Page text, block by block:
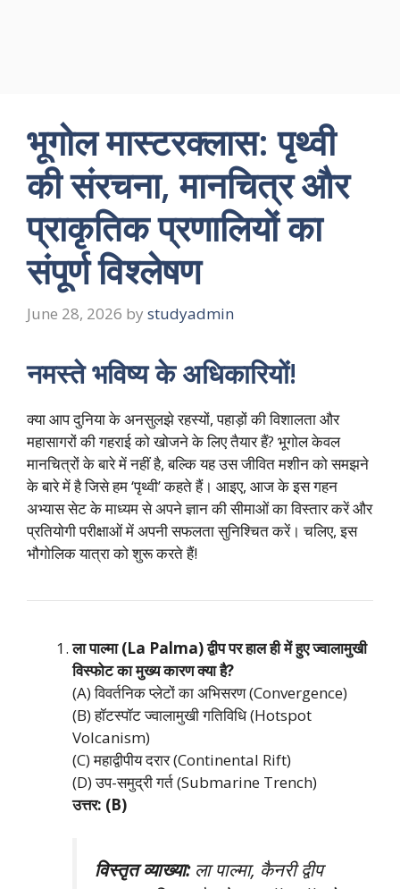
भूगोल मास्टरक्लास: पृथ्वी
की संरचना, मानचित्र और
प्राकृतिक प्रणालियों का
संपूर्ण विश्लेषण
June 28, 2026 by studyadmin
नमस्ते भविष्य के अधिकारियों!
क्या आप दुनिया के अनसुलझे रहस्यों, पहाड़ों की विशालता और
महासागरों की गहराई को खोजने के लिए तैयार हैं? भूगोल केवल
मानचित्रों के बारे में नहीं है, बल्कि यह उस जीवित मशीन को समझने
के बारे में है जिसे हम ‘पृथ्वी’ कहते हैं। आइए, आज के इस गहन
अभ्यास सेट के माध्यम से अपने ज्ञान की सीमाओं का विस्तार करें और
प्रतियोगी परीक्षाओं में अपनी सफलता सुनिश्चित करें। चलिए, इस
भौगोलिक यात्रा को शुरू करते हैं!
ला पाल्मा (La Palma) द्वीप पर हाल ही में हुए ज्वालामुखी
विस्फोट का मुख्य कारण क्या है?
(A) विवर्तनिक प्लेटों का अभिसरण (Convergence)
(B) हॉटस्पॉट ज्वालामुखी गतिविधि (Hotspot
Volcanism)
(C) महाद्वीपीय दरार (Continental Rift)
(D) उप-समुद्री गर्त (Submarine Trench)
उत्तर: (B)
विस्तृत व्याख्या:ला पाल्मा, कैनरी द्वीप